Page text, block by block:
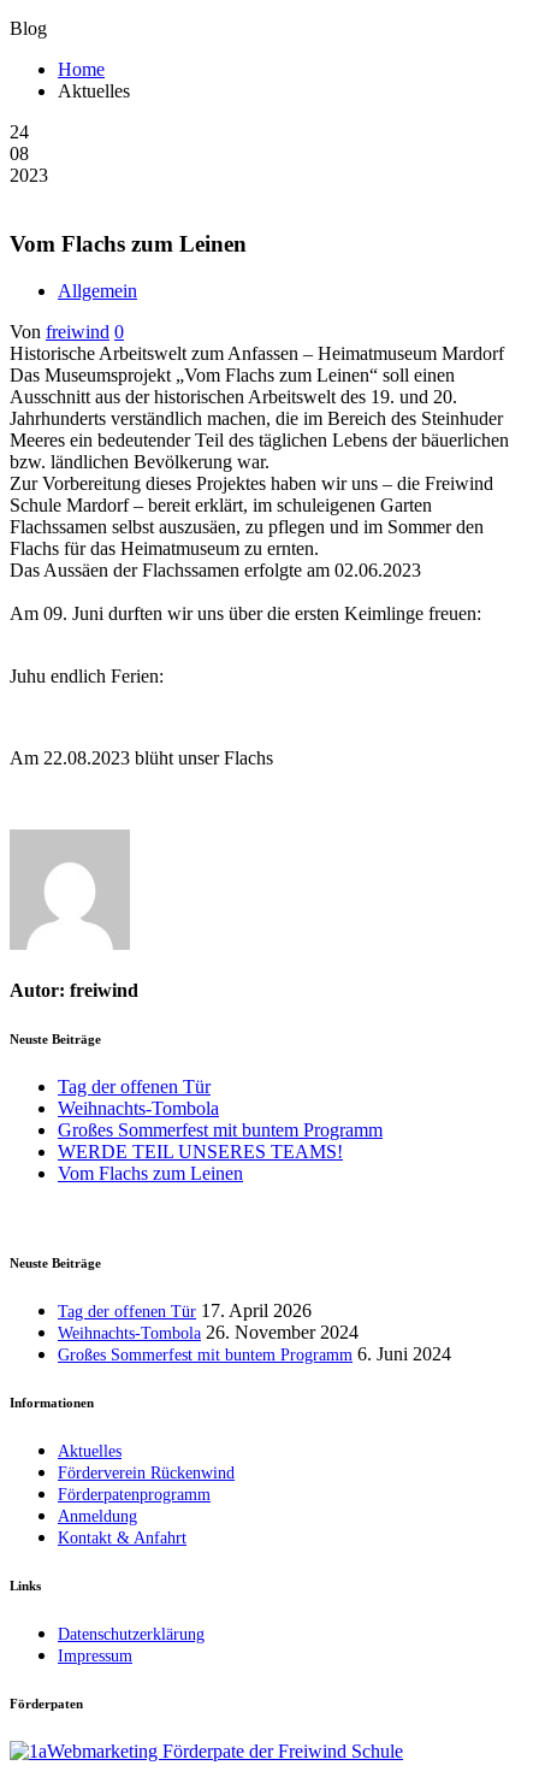
Blog
Home
Aktuelles
24
08
2023
Vom Flachs zum Leinen
Allgemein
Von freiwind 0
Historische Arbeitswelt zum Anfassen – Heimatmuseum Mardorf
Das Museumsprojekt „Vom Flachs zum Leinen“ soll einen
Ausschnitt aus der historischen Arbeitswelt des 19. und 20.
Jahrhunderts verständlich machen, die im Bereich des Steinhuder
Meeres ein bedeutender Teil des täglichen Lebens der bäuerlichen
bzw. ländlichen Bevölkerung war.
Zur Vorbereitung dieses Projektes haben wir uns – die Freiwind
Schule Mardorf – bereit erklärt, im schuleigenen Garten
Flachssamen selbst auszusäen, zu pflegen und im Sommer den
Flachs für das Heimatmuseum zu ernten.
Das Aussäen der Flachssamen erfolgte am 02.06.2023
Am 09. Juni durften wir uns über die ersten Keimlinge freuen:
Juhu endlich Ferien:
Am 22.08.2023 blüht unser Flachs
Autor: freiwind
Neuste Beiträge
Tag der offenen Tür
Weihnachts-Tombola
Großes Sommerfest mit buntem Programm
WERDE TEIL UNSERES TEAMS!
Vom Flachs zum Leinen
Neuste Beiträge
Tag der offenen Tür 17. April 2026
Weihnachts-Tombola 26. November 2024
Großes Sommerfest mit buntem Programm 6. Juni 2024
Informationen
Aktuelles
Förderverein Rückenwind
Förderpatenprogramm
Anmeldung
Kontakt & Anfahrt
Links
Datenschutzerklärung
Impressum
Förderpaten